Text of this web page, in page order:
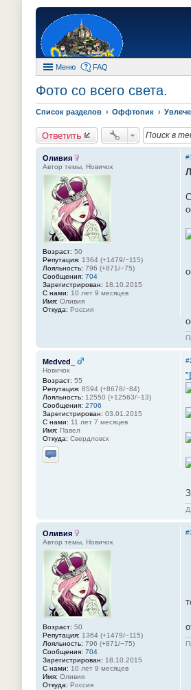
Меню FAQ
Фото со всего света.
Список разделов Оффтопик
Ответить
Оливия
Автор темы, Новичок
Возраст: 50
Репутация: 1364 (+1479/−115)
Лояльность: 796 (+871/−75)
Сообщения: 704
Зарегистрирован: 18.10.2015
С нами: 10 лет 9 месяцев
Имя: Оливия
Откуда: Россия
Medved_
Новичок
Возраст: 55
Репутация: 8594 (+8678/−84)
Лояльность: 12550 (+12563/−13)
Сообщения: 2706
Зарегистрирован: 03.01.2015
С нами: 11 лет 7 месяцев
Имя: Павел
Откуда: Свердловск
Отправить личное сообщение
Оливия
Автор темы, Новичок
Возраст: 50
Репутация: 1364 (+1479/−115)
Лояльность: 796 (+871/−75)
Сообщения: 704
Зарегистрирован: 18.10.2015
С нами: 10 лет 9 месяцев
Имя: Оливия
Откуда: Россия